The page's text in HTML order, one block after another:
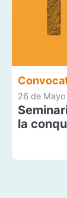
26 de
la